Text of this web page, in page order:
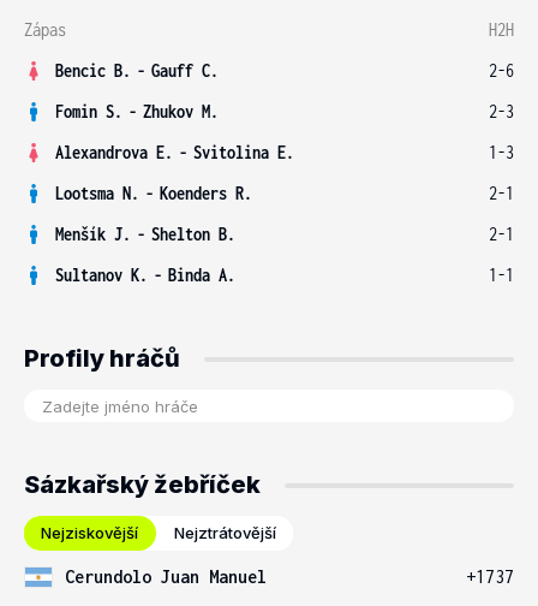
Zápas
H2H
Bencic B. - Gauff C.
2-6
Fomin S. - Zhukov M.
2-3
Alexandrova E. - Svitolina E.
1-3
Lootsma N. - Koenders R.
2-1
Menšík J. - Shelton B.
2-1
Sultanov K. - Binda A. 1-1
Profily hráčů
Sázkařský žebříček
Nejziskovější Nejztrátovější
Cerundolo Juan Manuel
+1737